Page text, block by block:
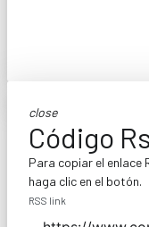
close
Código
Para copiar el enlace
haga clic en el botón.
RSS link